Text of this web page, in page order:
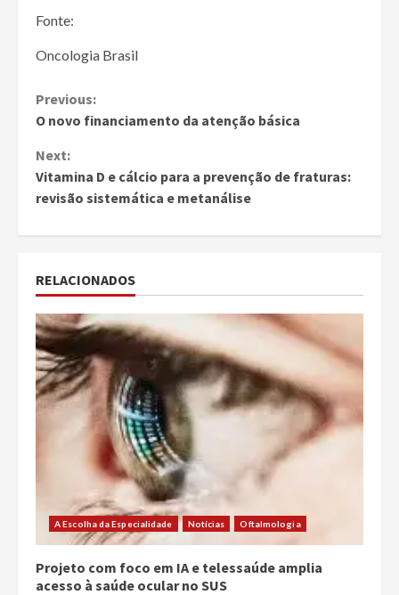
Fonte:
Oncologia Brasil
Continue
Previous:
O novo financiamento da atenção básica
Next:
Vitamina D e cálcio para a prevenção de fraturas:
revisão sistemática e metanálise
RELACIONADOS
A Escolha da Especialidade Notícias Oftalmologia
Projeto com foco em IA e telessaúde amplia
acesso à saúde ocular no SUS